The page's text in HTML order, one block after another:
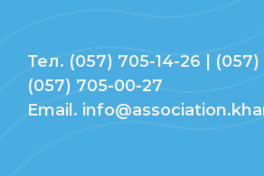
Тел. (057) 705-14-26 | (057)
(057) 705-00-27
Email.